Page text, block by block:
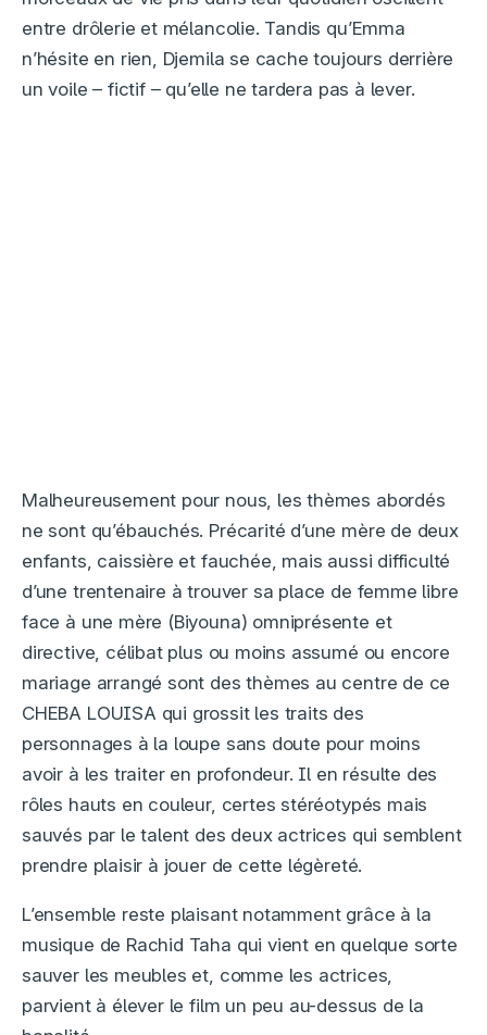
entre drôlerie et mélancolie. Tandis qu’Emma
n’hésite en rien, Djemila se cache toujours derrière
un voile – fictif – qu’elle ne tardera pas à lever.
Malheureusement pour nous, les thèmes abordés
ne sont qu’ébauchés. Précarité d’une mère de deux
enfants, caissière et fauchée, mais aussi difficulté
d’une trentenaire à trouver sa place de femme libre
face à une mère (Biyouna) omniprésente et
directive, célibat plus ou moins assumé ou encore
mariage arrangé sont des thèmes au centre de ce
CHEBA LOUISA qui grossit les traits des
personnages à la loupe sans doute pour moins
avoir à les traiter en profondeur. Il en résulte des
rôles hauts en couleur, certes stéréotypés mais
sauvés par le talent des deux actrices qui semblent
prendre plaisir à jouer de cette légèreté.
L’ensemble reste plaisant notamment grâce à la
musique de Rachid Taha qui vient en quelque sorte
sauver les meubles et, comme les actrices,
parvient à élever le film un peu au-dessus de la